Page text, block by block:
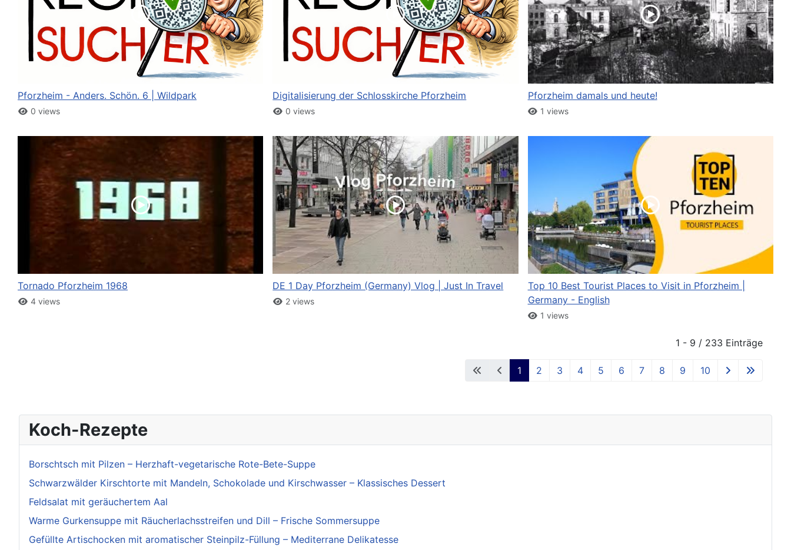
Pforzheim - Anders. Schön. 6 | Wildpark
0 views
Digitalisierung der Schlosskirche Pforzheim
0 views
Pforzheim damals und heute!
1 views
Tornado Pforzheim 1968
4 views
DE 1 Day Pforzheim (Germany) Vlog | Just In Travel
2 views
Top 10 Best Tourist Places to Visit in Pforzheim |
Germany - English
1 views
1 - 9 / 233 Einträge
1 2 3 4 5 6 7 8 9 10
Koch-Rezepte
Borschtsch mit Pilzen – Herzhaft-vegetarische Rote-Bete-Suppe
Schwarzwälder Kirschtorte mit Mandeln, Schokolade und Kirschwasser – Klassisches Dessert
Feldsalat mit geräuchertem Aal
Warme Gurkensuppe mit Räucherlachsstreifen und Dill – Frische Sommersuppe
Gefüllte Artischocken mit aromatischer Steinpilz-Füllung – Mediterrane Delikatesse